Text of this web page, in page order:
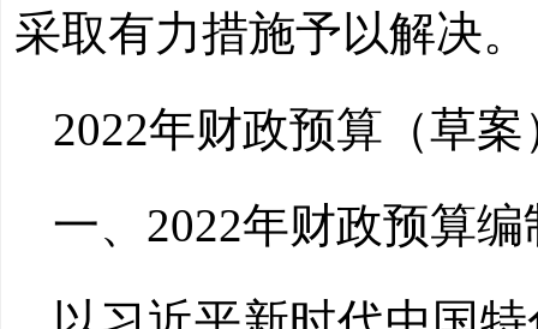
采取有力措施予以解决。
2022年财政预算（草案
一、 2022年财政预算